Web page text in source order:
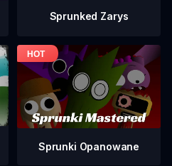
Sprunked Zarys
Sprunki Opanowane